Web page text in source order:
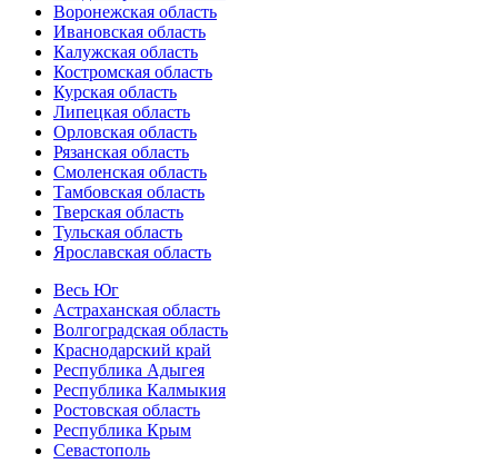
Воронежская область
Ивановская область
Калужская область
Костромская область
Курская область
Липецкая область
Орловская область
Рязанская область
Смоленская область
Тамбовская область
Тверская область
Тульская область
Ярославская область
Весь Юг
Астраханская область
Волгоградская область
Краснодарский край
Республика Адыгея
Республика Калмыкия
Ростовская область
Республика Крым
Севастополь